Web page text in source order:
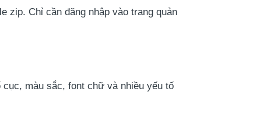
zip. Chỉ cần đăng nhập vào trang quản
màu sắc, font chữ và nhiều yếu tố